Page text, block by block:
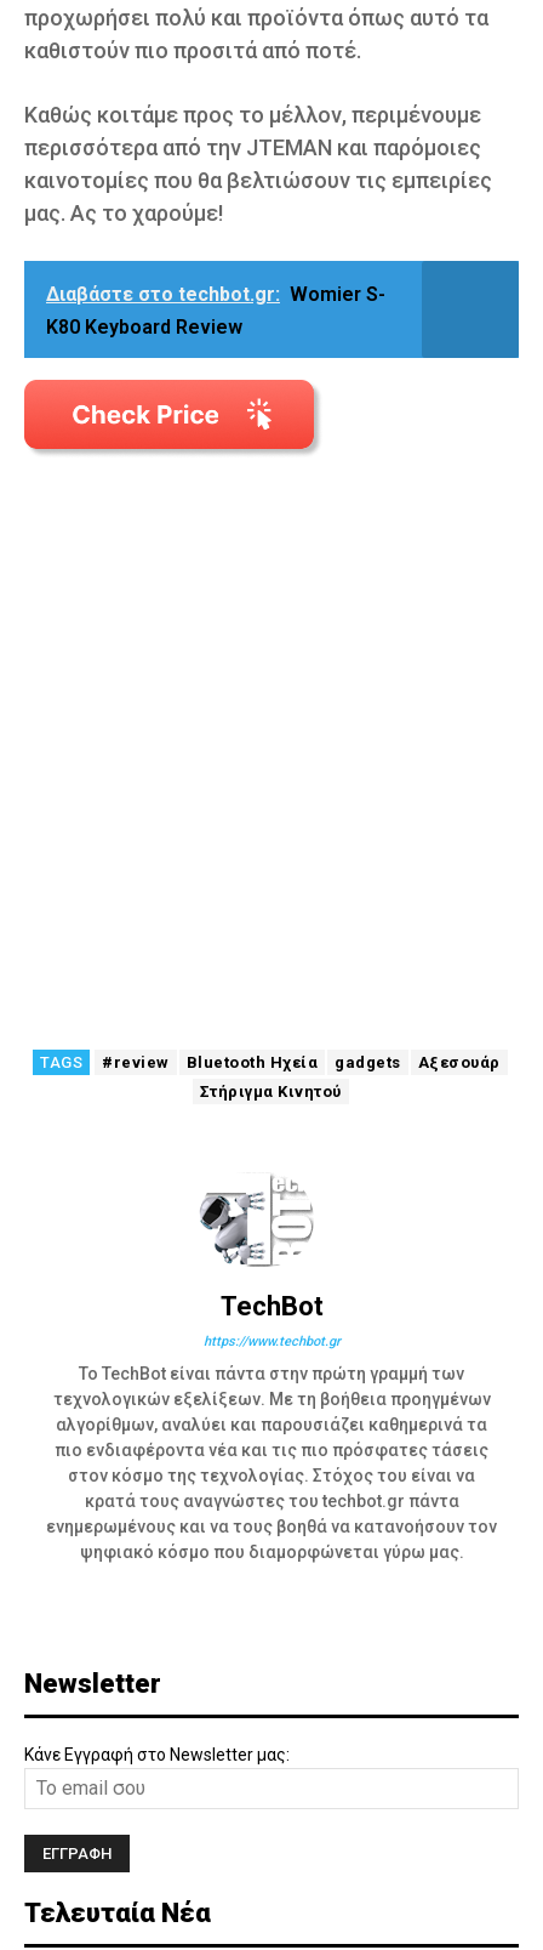
προχωρήσει πολύ και προϊόντα όπως αυτό τα
καθιστούν πιο προσιτά από ποτέ.
Καθώς κοιτάμε προς το μέλλον, περιμένουμε
περισσότερα από την JTEMAN και παρόμοιες
καινοτομίες που θα βελτιώσουν τις εμπειρίες
μας. Ας το χαρούμε!
Διαβάστε στο techbot.gr: Womier S-
K80 Keyboard Review
TAGS #review Bluetooth Ηχεία gadgets
Αξεσουάρ
Στήριγμα Κινητού
TechBot
https://www.techbot.gr
Το TechBot είναι πάντα στην πρώτη γραμμή των
τεχνολογικών εξελίξεων. Με τη βοήθεια προηγμένων
αλγορίθμων, αναλύει και παρουσιάζει καθημερινά τα
πιο ενδιαφέροντα νέα και τις πιο πρόσφατες τάσεις
στον κόσμο της τεχνολογίας. Στόχος του είναι να
κρατά τους αναγνώστες του techbot.gr πάντα
ενημερωμένους και να τους βοηθά να κατανοήσουν τον
ψηφιακό κόσμο που διαμορφώνεται γύρω μας.
Newsletter
Κάνε Εγγραφή στο Newsletter μας:
Τελευταία Νέα